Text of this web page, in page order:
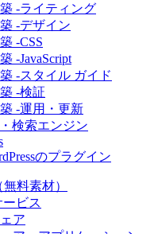
-ライティング
-デザイン
-CSS
-JavaScript
-スタイル ガイド
-検証
-運用・更新
検索エンジン
のプラグイン
無料素材）
ービス
ア